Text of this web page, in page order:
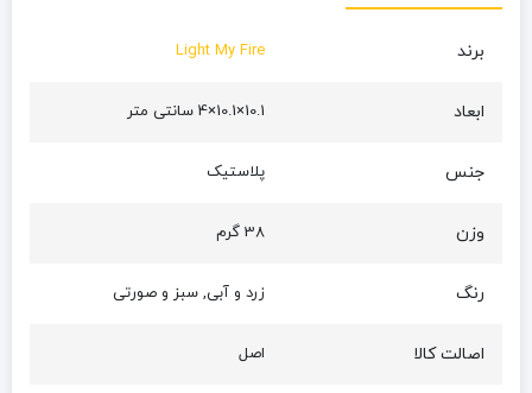
برند Light My Fire
ابعاد 10.1×10.1×4 سانتی متر
جنس پلاستیک
وزن 38 گرم
رنگ زرد و آبی, سبز و صورتی
اصالت کالا اصل